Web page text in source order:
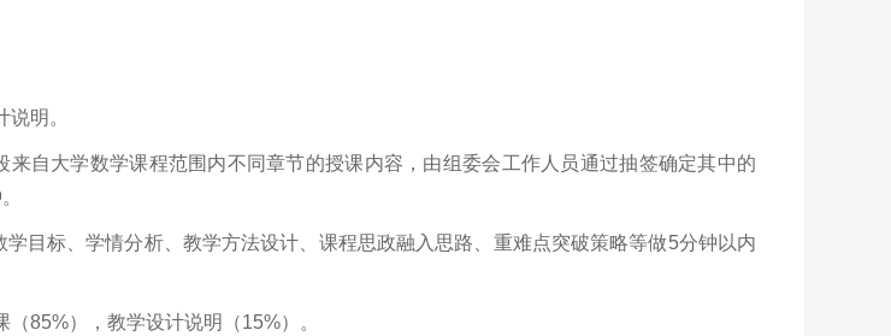
明。
来自大学数学课程范围内不同章节的授课内容，由组委会工作人员通过抽签确定其中的
学目标、学情分析、教学方法设计、课程思政融入思路、重难点突破策略等做5分钟以内
85%），教学设计说明（15%）。